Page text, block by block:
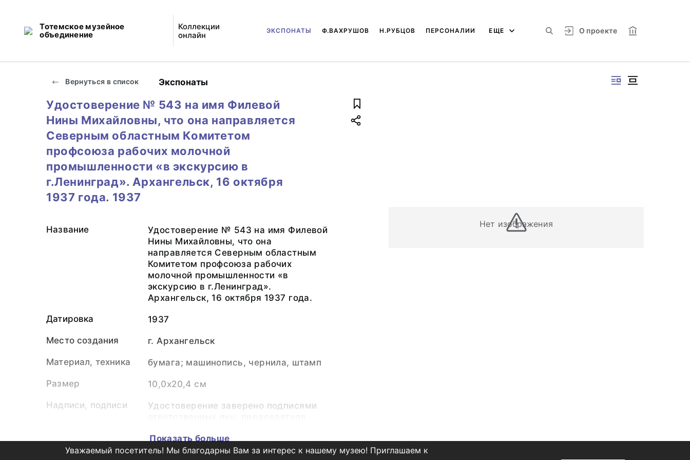
Тотемское музейное
объединение
Коллекции
онлайн
О проекте
ЭКСПОНАТЫ Ф.ВАХРУШОВ Н.РУБЦОВ ПЕРСОНАЛИИ ЕЩЕ
Вернуться в список Экспонаты
Нет изображения
Удостоверение № 543 на имя Филевой
Нины Михайловны, что она направляется
Северным областным Комитетом
профсоюза рабочих молочной
промышленности «в экскурсию в
г.Ленинград». Архангельск, 16 октября
1937 года. 1937
Название
Удостоверение № 543 на имя Филевой
Нины Михайловны, что она
направляется Северным областным
Комитетом профсоюза рабочих
молочной промышленности «в
экскурсию в г.Ленинград».
Архангельск, 16 октября 1937 года.
Датировка 1937
Место создания г. Архангельск
Материал, техника бумага; машинопись, чернила, штамп
Размер 10,0х20,4 см
Надписи, подписи
Удостоверение заверено подписями
управделами Центлина (фиолетовыми
чернилами).
Показать больше
Уважаемый посетитель! Мы благодарны Вам за интерес к нашему музею! Приглашаем к